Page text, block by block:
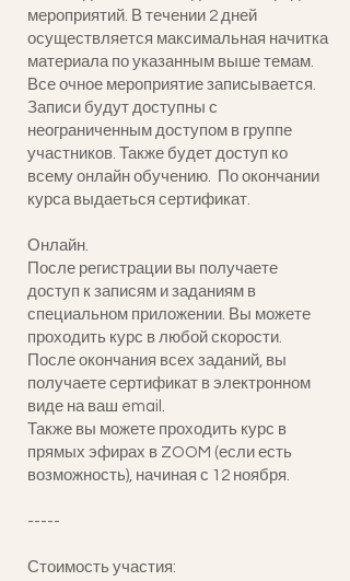
мероприятий. В течении 2 дней
осуществляется максимальная начитка
материала по указанным выше темам.
Все очное мероприятие записывается.
Записи будут доступны с
неограниченным доступом в группе
участников. Также будет доступ ко
всему онлайн обучению. По окончании
курса выдаеться сертификат.
Онлайн.
После регистрации вы получаете
доступ к записям и заданиям в
специальном приложении. Вы можете
проходить курс в любой скорости.
После окончания всех заданий, вы
получаете сертификат в электронном
виде на ваш email.
Также вы можете проходить курс в
прямых эфирах в ZOOM (если есть
возможность), начиная с 12 ноября.
-----
Стоимость участия: